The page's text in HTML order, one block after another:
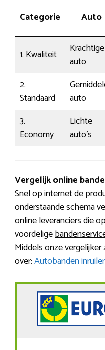
Categorie Auto
1. Kwaliteit
Krachtige
auto
2.
Standaard
auto
3.
Economy
Lichte
auto’s
Vergelijk online
Snel op internet de
onderstaande schema
online leveranciers die
voordelige
Middels onze
over:Autobanden